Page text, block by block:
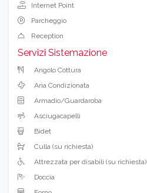
Internet Point
Parcheggio
Reception
Servizi Sistemazione
Angolo Cottura
Aria Condizionata
Armadio/Guardaroba
Asciugacapelli
Bidet
Culla (su richiesta)
Attrezzata per disabili (su richiesta)
Doccia